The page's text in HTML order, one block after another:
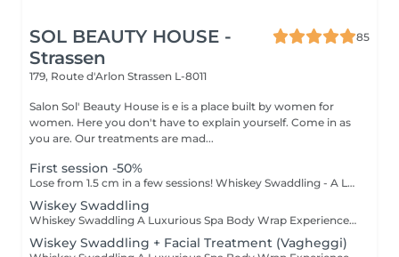
SOL BEAUTY HOUSE -
Strassen
85
179, Route d'Arlon Strassen L-8011
Salon Sol' Beauty House is e is a place built by women for
women. Here you don't have to explain yourself. Come in as
you are. Our treatments are mad...
First session -50%
Lose from 1.5 cm in a few sessions! Whiskey Swaddling - A Luxurious Spa Body Wrap Experience Looking to indulge and see real results? Our Whiskey Swaddling is more than just a body wrap it's a full-body ritual designed to detox, tone, and deeply nourish your skin. We tailor the wrap to your needs using active-rich formulas, then wrap you in bandages, film, and warmth to boost results. The gentle contrast in temperature combined with potent actives works wonders and the results speak for themselves: Benefits: Body detox & inch loss Firmer, smoother skin Improved tone & circulation Want to elevate your experience? Add face treatment during the wrapping and a lymphatic drainage massage after the wrap to boost detox, enhance circulation, and double the impact of your treatment. Turn this time into a full-body experience!
Wiskey Swaddling
Whiskey Swaddling A Luxurious Spa Body Wrap Experience Looking to indulge and see real results? Our Whiskey Swaddling is more than just a body wrap it's a full-body ritual designed to detox, tone, and deeply nourish your skin. We tailor the wrap to your needs using active-rich formulas, then wrap you in bandages, film, and warmth to boost results. The gentle contrast in temperature combined with potent actives works wonders and the results speak for themselves: Benefits: Body detox & inch loss Firmer, smoother skin Improved tone & circulation
Wiskey Swaddling + Facial Treatment (Vagheggi)